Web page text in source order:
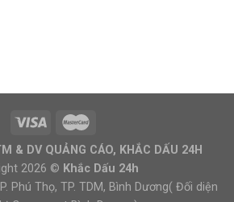
& DV QUẢNG CÁO, KHẮC DẤU 24H
2026 © Khắc Dấu 24h
Phú Thọ, TP. TDM, Bình Dương( Đối diện